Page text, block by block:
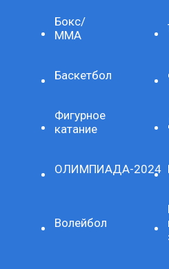
Бокс/
ММА
Баскетбол
Фигурное
катание
ОЛИМПИАДА-2024
Волейбол